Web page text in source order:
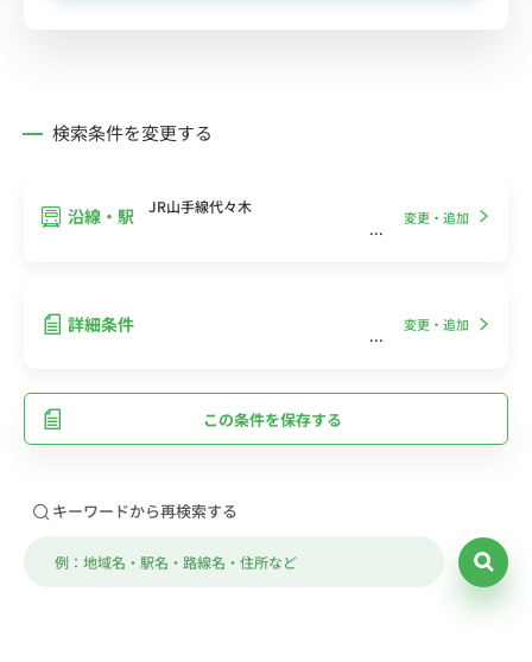
検索条件を変更する
沿線・駅 JR山手線代々木
変更・追加
詳細条件 変更・追加
この条件を保存する
キーワードから再検索する